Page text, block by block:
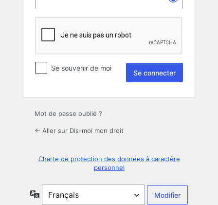
Se souvenir de moi
Mot de passe oublié ?
← Aller sur Dis-moi mon droit
Charte de protection des données à caractère
personnel
Langue